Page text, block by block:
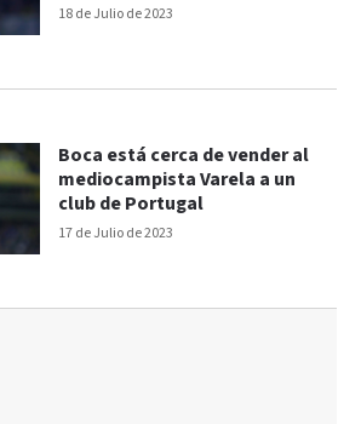
18 de Julio de 2023
17 de Julio de 2023
Boca está cerca de vender al
mediocampista Varela a un
club de Portugal